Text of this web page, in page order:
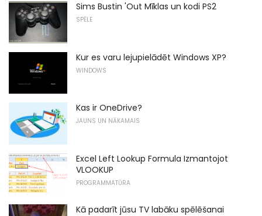
Sims Bustin 'Out Mīklas un kodi PS2
SPĒLE
Kur es varu lejupielādēt Windows XP?
WINDOWS
Kas ir OneDrive?
JAUNS UN NĀKAMAIS
Excel Left Lookup Formula Izmantojot
VLOOKUP
PROGRAMMATŪRA
Kā padarīt jūsu TV labāku spēlēšanai